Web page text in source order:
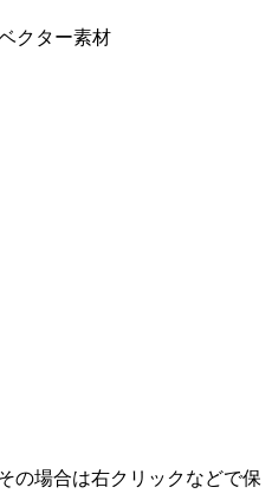
の場合は右クリックなどで保